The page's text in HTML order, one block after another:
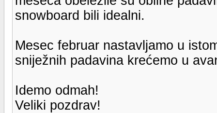
snowboard bili idealni.
Mesec februar nastavljamo u
sniježnih padavina krećemo u
Idemo odmah!
Veliki pozdrav!